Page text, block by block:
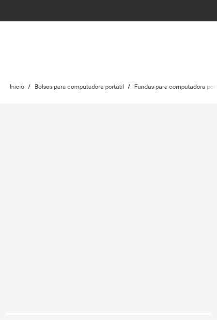
Inicio / Bolsos para computadora portátil / Fundas para computadora